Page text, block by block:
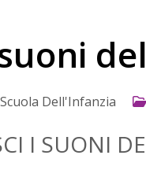
Scuola Dell'Infanzia
I SUONI